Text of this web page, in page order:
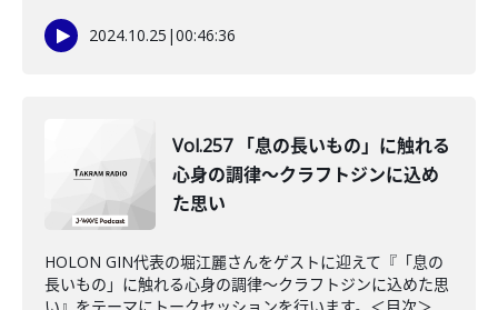
2024.10.25 |00:46:36
Vol.257 「息の長いもの」に触れる
心身の調律～クラフトジンに込め
た思い
HOLON GIN代表の堀江麗さんをゲストに迎えて『「息の
長いもの」に触れる心身の調律～クラフトジンに込めた思